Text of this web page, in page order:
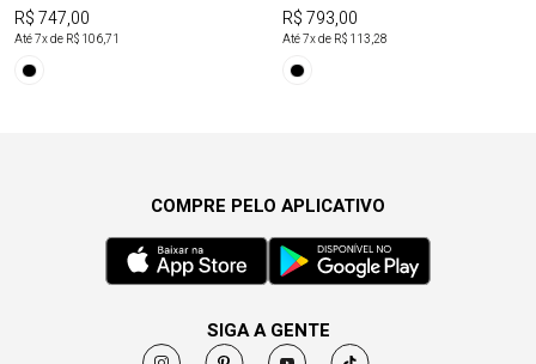
R$ 747,00
Até7x de R$ 106,71
R$ 793,00
Até7x de R$ 113,28
COMPRE PELO APLICATIVO
SIGA A GENTE